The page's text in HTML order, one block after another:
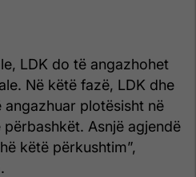
LDK do të angazhohet
Në këtë fazë, LDK dhe
angazhuar plotësisht në
Asnjë agjendë
këtë përkushtim”,